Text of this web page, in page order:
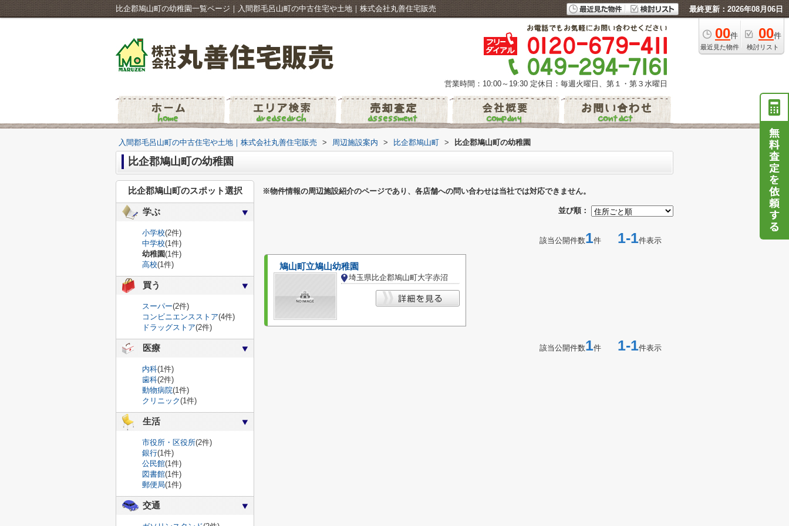
比企郡鳩山町の幼稚園一覧ページ｜入間郡毛呂山町の中古住宅や土地｜株式会社丸善住宅販売 最終更新：2026年08月06日
00件
最近見た物件
00件
検討リスト
営業時間：10:00～19:30 定休日：毎週火曜日、第１・第３水曜日
入間郡毛呂山町の中古住宅や土地｜株式会社丸善住宅販売 > 周辺施設案内 > 比企郡鳩山町 > 比企郡鳩山町の幼稚園
比企郡鳩山町の幼稚園
※物件情報の周辺施設紹介のページであり、各店舗への問い合わせは当社では対応できません。
並び順：
該当公開件数1件 1-1件表示
鳩山町立鳩山幼稚園
埼玉県比企郡鳩山町大字赤沼
該当公開件数1件 1-1件表示
比企郡鳩山町のスポット選択
学ぶ
小学校(2件)
中学校(1件)
幼稚園(1件)
高校(1件)
買う
スーパー(2件)
コンビニエンスストア(4件)
ドラッグストア(2件)
医療
内科(1件)
歯科(2件)
動物病院(1件)
クリニック(1件)
生活
市役所・区役所(2件)
銀行(1件)
公民館(1件)
図書館(1件)
郵便局(1件)
交通